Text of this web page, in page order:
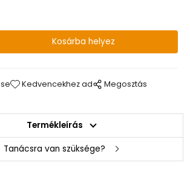
Kedvencekhez ad Megosztás
Termékleírás
Tanácsra van szüksége?